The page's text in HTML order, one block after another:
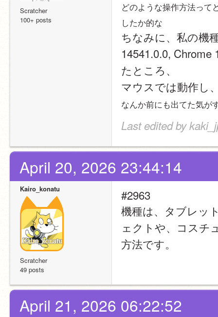
Scratcher
100+ posts
どのような操作方法って
したか的な
ちなみに、私の機
14541.0.0, Chrome
たところ、
マウスでは動作し
なんか前にも出てた気が
Last edited by
April 20, 2026 23:44:14
Kairo_konatu
Scratcher
49 posts
#2963
機種は、タブレッ
ェクトや、コスチ
方法です。
April 21, 2026 06:22:52